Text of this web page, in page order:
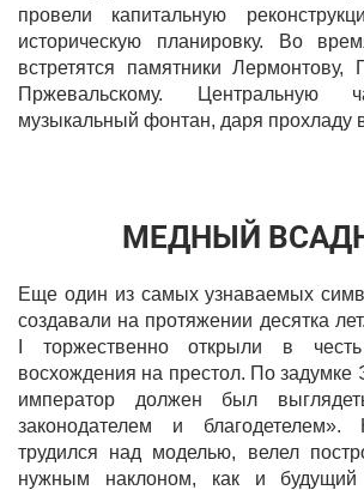
провели капитальную
историческую планировку. Во
встретятся памятники Лермонтову,
Пржевальскому. Центральную
музыкальный фонтан, даря прохладу
МЕДНЫЙ
Еще один из самых узнаваемых
создавали на протяжении десятка
I торжественно открыли в
восхождения на престол. По задумке
император должен был
законодателем и благодетелем».
трудился над моделью, велел
нужным наклоном, как и будущий